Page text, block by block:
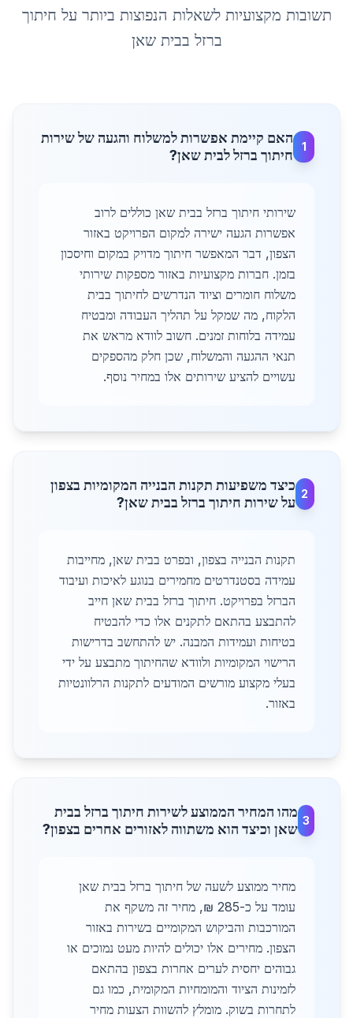
תשובות מקצועיות לשאלות הנפוצות ביותר על חיתוך
ברזל בבית שאן
1
האם קיימת אפשרות למשלוח והגעה של שירות
חיתוך ברזל לבית שאן?
שירותי חיתוך ברזל בבית שאן כוללים לרוב
אפשרות הגעה ישירה למקום הפרויקט באזור
הצפון, דבר המאפשר חיתוך מדויק במקום וחיסכון
בזמן. חברות מקצועיות באזור מספקות שירותי
משלוח חומרים וציוד הנדרשים לחיתוך בבית
הלקוח, מה שמקל על תהליך העבודה ומבטיח
עמידה בלוחות זמנים. חשוב לוודא מראש את
תנאי ההגעה והמשלוח, שכן חלק מהספקים
עשויים להציע שירותים אלו במחיר נוסף.
2
כיצד משפיעות תקנות הבנייה המקומיות בצפון
על שירות חיתוך ברזל בבית שאן?
תקנות הבנייה בצפון, ובפרט בבית שאן, מחייבות
עמידה בסטנדרטים מחמירים בנוגע לאיכות ועיבוד
הברזל בפרויקט. חיתוך ברזל בבית שאן חייב
להתבצע בהתאם לתקנים אלו כדי להבטיח
בטיחות ועמידות המבנה. יש להתחשב בדרישות
הרישוי המקומיות ולוודא שהחיתוך מתבצע על ידי
בעלי מקצוע מורשים המודעים לתקנות הרלוונטיות
באזור.
3
מהו המחיר הממוצע לשירות חיתוך ברזל בבית
שאן וכיצד הוא משתווה לאזורים אחרים בצפון?
מחיר ממוצע לשעה של חיתוך ברזל בבית שאן
עומד על כ-285 ₪, מחיר זה משקף את
המורכבות והביקוש המקומיים בשירות באזור
הצפון. מחירים אלו יכולים להיות מעט נמוכים או
גבוהים יחסית לערים אחרות בצפון בהתאם
לזמינות הציוד והמומחיות המקומית, כמו גם
לתחרות בשוק. מומלץ להשוות הצעות מחיר